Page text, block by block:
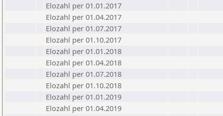
Elozahl per 01.01.2017
Elozahl per 01.04.2017
Elozahl per 01.07.2017
Elozahl per 01.10.2017
Elozahl per 01.01.2018
Elozahl per 01.04.2018
Elozahl per 01.07.2018
Elozahl per 01.10.2018
Elozahl per 01.01.2019
Elozahl per 01.04.2019